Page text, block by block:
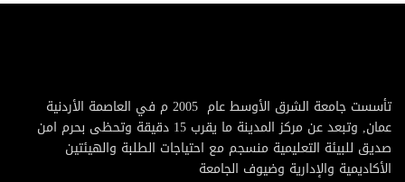
تأسست جامعة الشرق الأوسط عام 2005 م في العاصمة الأردنية
عمان, وتبعد عن مركز المدينة ما يقرب 15 دقيقة وتحظى بحرم امن
صديق للبيئة التعليمية منسجم مع احتياجات الطلبة والهيئتين
الأكاديمية والإدارية وضيوف الجامعة